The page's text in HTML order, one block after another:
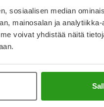
sosiaalisen median
mainosalan ja analytiikka-
voivat yhdistää näitä
YA-
Muistuttajan